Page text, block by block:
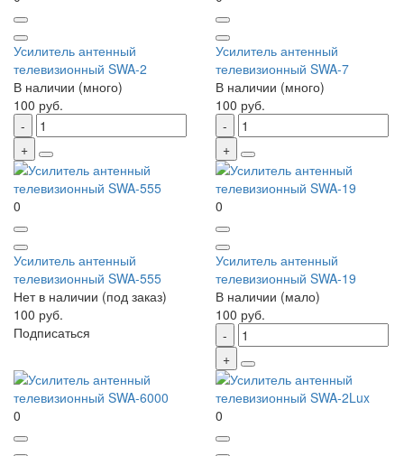
Усилитель антенный
телевизионный SWA-2
В наличии (много)
100 руб.
Усилитель антенный
телевизионный SWA-7
В наличии (много)
100 руб.
0
Усилитель антенный
телевизионный SWA-555
Нет в наличии (под заказ)
100 руб.
Подписаться
0
Усилитель антенный
телевизионный SWA-19
В наличии (мало)
100 руб.
0 0